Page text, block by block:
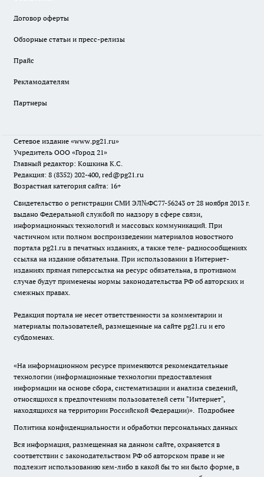
Договор оферты
Обзорные статьи и пресс-релизы
Прайс
Рекламодателям
Партнеры
Сетевое издание «www.pg21.ru»
Учредитель ООО «Город 21»
Главный редактор: Кошкина К.С.
Редакция: 8 (8352) 202-400, red@pg21.ru
Возрастная категория сайта: 16+
Свидетельство о регистрации СМИ ЭЛ№ФС77-56243 от 28 ноября 2013 г.
выдано Федеральной службой по надзору в сфере связи,
информационных технологий и массовых коммуникаций. При
частичном или полном воспроизведении материалов новостного
портала pg21.ru в печатных изданиях, а также теле- радиосообщениях
ссылка на издание обязательна. При использовании в Интернет-
изданиях прямая гиперссылка на ресурс обязательна, в противном
случае будут применены нормы законодательства РФ об авторских и
смежных правах.
Редакция портала не несет ответственности за комментарии и
материалы пользователей, размещенные на сайте pg21.ru и его
субдоменах.
«На информационном ресурсе применяются рекомендательные
технологии (информационные технологии предоставления
информации на основе сбора, систематизации и анализа сведений,
относящихся к предпочтениям пользователей сети "Интернет",
находящихся на территории Российской Федерации)». Подробнее
Политика конфиденциальности и обработки персональных данных
Вся информация, размещенная на данном сайте, охраняется в
соответствии с законодательством РФ об авторском праве и не
подлежит использованию кем-либо в какой бы то ни было форме, в